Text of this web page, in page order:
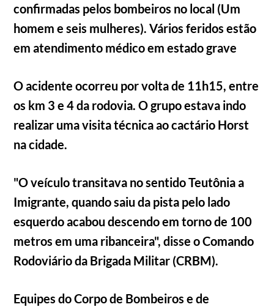
confirmadas pelos bombeiros no local (Um
homem e seis mulheres). Vários feridos estão
em atendimento médico em estado grave
O acidente ocorreu por volta de 11h15, entre
os km 3 e 4 da rodovia. O grupo estava indo
realizar uma visita técnica ao cactário Horst
na cidade.
"O veículo transitava no sentido Teutônia a
Imigrante, quando saiu da pista pelo lado
esquerdo acabou descendo em torno de 100
metros em uma ribanceira", disse o Comando
Rodoviário da Brigada Militar (CRBM).
Equipes do Corpo de Bombeiros e de